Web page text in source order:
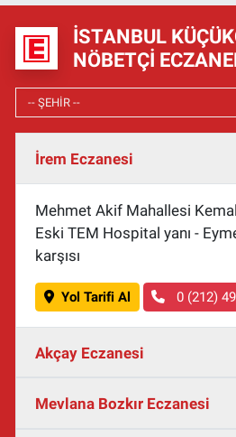
İSTANBUL
NÖBETÇI
İrem Eczanesi
Mehmet Akif Mahallesi
Eski TEM Hospital yanı -
karşısı
Yol Tarifi Al 0 (212)
Akçay Eczanesi
Mevlana Bozkır Eczanesi